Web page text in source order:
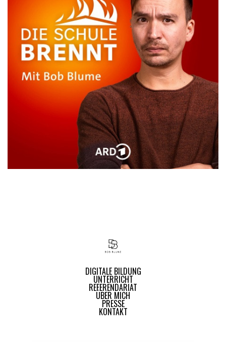
DIGITALE BILDUNG
UNTERRICHT
REFERENDARIAT
ÜBER MICH
PRESSE
KONTAKT